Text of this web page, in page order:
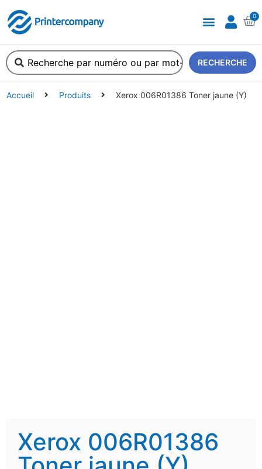
0
RECHERCHE
Accueil Produits Xerox 006R01386 Toner jaune (Y)
Xerox 006R01386